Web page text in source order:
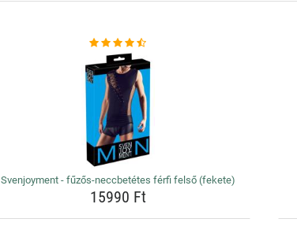
Svenjoyment - fűzős-neccbetétes férfi felső (fekete)
15990 Ft